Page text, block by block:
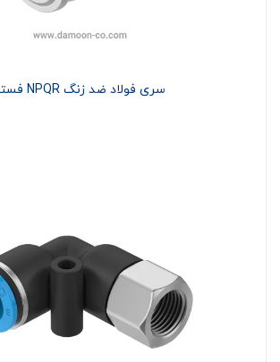
سری فولاد ضد زنگ NPQR فستو